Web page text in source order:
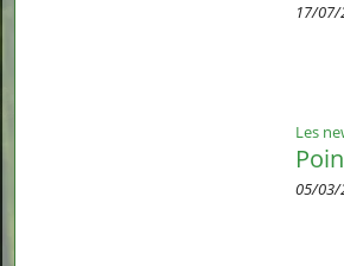
17/07/
Les
05/03/